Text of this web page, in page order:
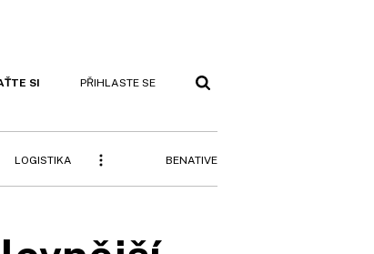
SI PŘIHLASTE SE
LOGISTIKA BENATIVE